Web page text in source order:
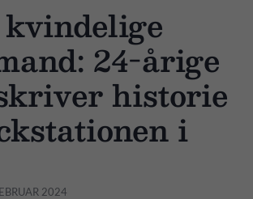
24-årige
historie
i
2024